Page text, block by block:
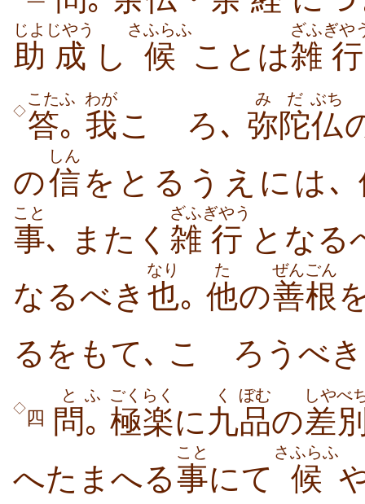
助
じよ
成
じやう
し 候
さふらふ
ことは雑
ざふ
行
ぎや
◇答
こた
｡
ふ
我
わが
こゝろ､ 弥陀
みだ
仏
ぶち
の信
しん
をとるうえには､
事
こと
､ またく 雑
ざふ
行
ぎやう
となる
なるべき 也
なり
｡ 他
た
の善根
ぜんごん
るをもて､ こゝろうべ
◇四 問
と
｡
ふ
極楽
ごくらく
に九
く
品
ぼむ
の差
しやべ
へたまへる事
こと
にて 候
さふらふ